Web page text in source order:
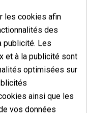
en intérieur
de taille
Sa
ce qui la rend
Elle se prête
telles que le
(Sea of
le rendement
les cookies afin
des
publicité. Les
et à la publicité sont
optimisées sur
ainsi que les
vos données